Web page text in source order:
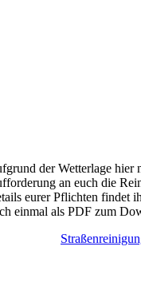
der Wetterlage hier
an euch die
eurer Pflichten findet
einmal als PDF zum